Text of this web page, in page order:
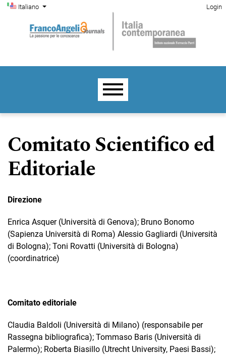
Salta al menu principale di navigazione
Salta al contenuto principale
Salta al piè di pagina del sito
Cambia la lingua. La lingua corrente è:
Italiano
Menu di amministrazione Login
Menu principale
Comitato Scientifico ed
Editoriale
Direzione
Enrica Asquer (Università di Genova); Bruno Bonomo
(Sapienza Università di Roma) Alessio Gagliardi (Università
di Bologna); Toni Rovatti (Università di Bologna)
(coordinatrice)
Comitato editoriale
Claudia Baldoli (Università di Milano) (responsabile per
Rassegna bibliografica); Tommaso Baris (Università di
Palermo); Roberta Biasillo (Utrecht University, Paesi Bassi);